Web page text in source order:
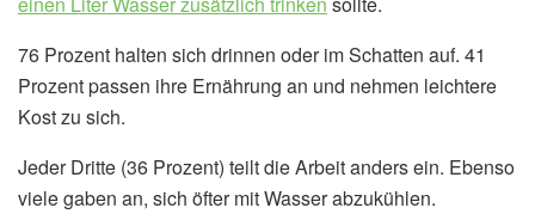
76 Prozent halten sich drinnen oder im Schatten auf. 41
Prozent passen ihre Ernährung an und nehmen leichtere
Kost zu sich.
Jeder Dritte (36 Prozent) teilt die Arbeit anders ein. Ebenso
viele gaben an, sich öfter mit Wasser abzukühlen.